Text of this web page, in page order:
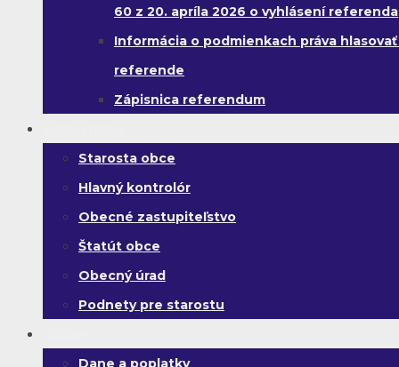
60 z 20. apríla 2026 o vyhlásení referenda
Informácia o podmienkach práva hlasovať
referende
Zápisnica referendum
Starosta obce
Hlavný kontrolór
Obecné zastupiteľstvo
Štatút obce
Obecný úrad
Podnety pre starostu
Dane a poplatky